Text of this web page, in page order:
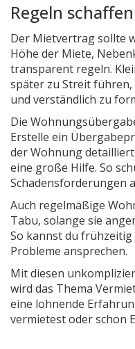
Regeln
Der Mietvertrag sollte
Höhe der Miete,
transparent regeln.
später zu Streit führen,
und verständlich zu
Die
Erstelle ein
der Wohnung
eine große Hilfe. So
Schadensforderungen
Auch regelmäßige
Tabu, solange sie
So kannst du frühzeitig
Probleme ansprechen.
Mit diesen
wird das Thema
eine lohnende
vermietest oder schon